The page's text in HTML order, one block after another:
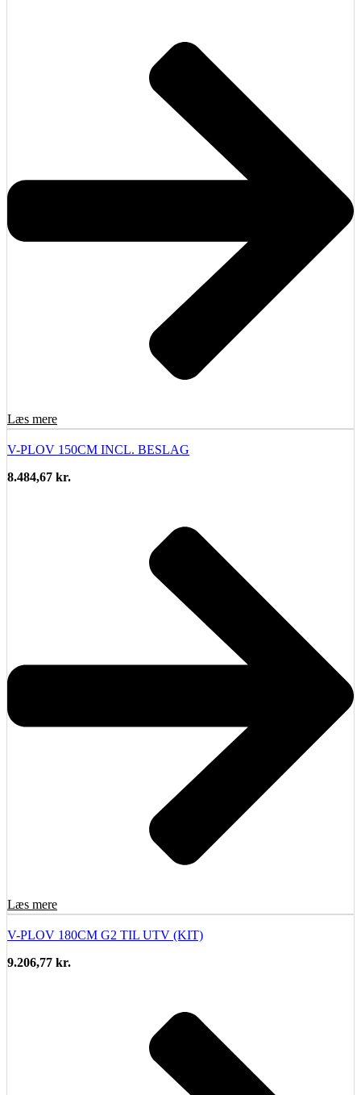
Læs mere
V-PLOV 150CM INCL. BESLAG
8.484,67 kr.
Læs mere
V-PLOV 180CM G2 TIL UTV (KIT)
9.206,77 kr.